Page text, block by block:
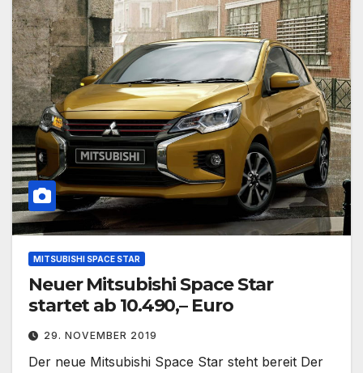
MITSUBISHI SPACE STAR
Neuer Mitsubishi Space Star
startet ab 10.490,– Euro
29. NOVEMBER 2019
Der neue Mitsubishi Space Star steht bereit Der